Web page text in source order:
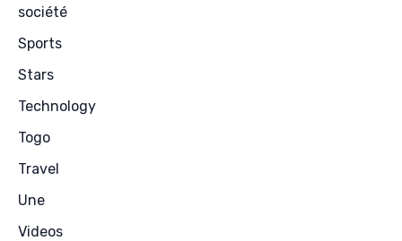
société
Sports
Stars
Technology
Togo
Travel
Une
Videos